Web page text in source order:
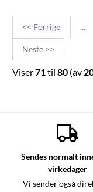
<< Forrige ...
Neste >>
Viser71 til 80 (av
Sendes normalt
virkedager
Vi sender også